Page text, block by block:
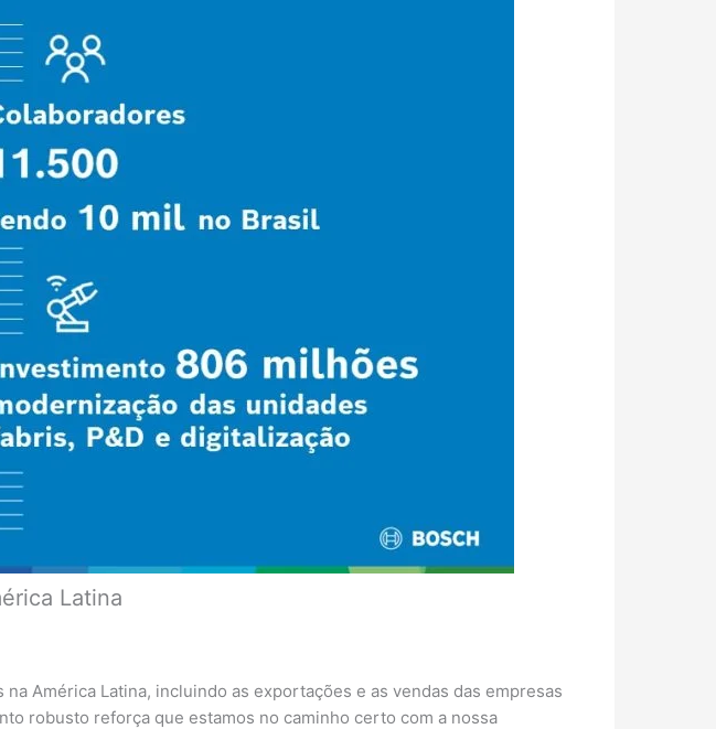
Latina
América Latina, incluindo as exportações e as vendas das empresas
robusto reforça que estamos no caminho certo com a nossa